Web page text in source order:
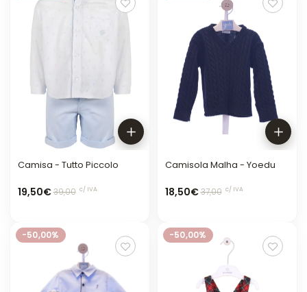
Camisa - Tutto Piccolo
19,50€39,00 c/ IVA
Camisola Malha - Yoedu
18,50€37,00 c/ IVA
-50,00% -50,00%